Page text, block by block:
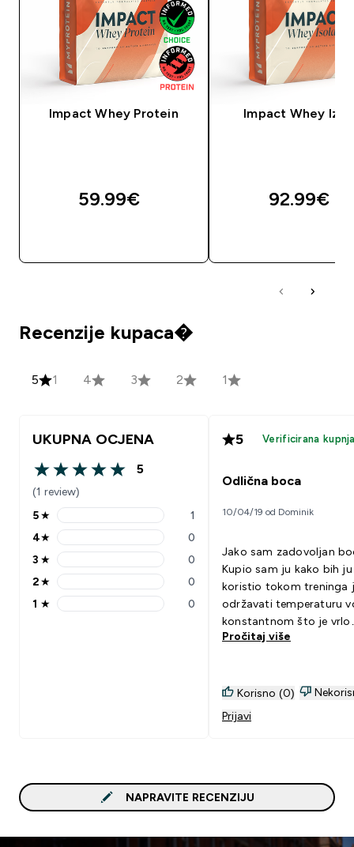
Impact Whey Protein
59.99€‎
Impact Whey
92.99€‎
Recenzije kupaca�
5 1 4 3 2 1
UKUPNA OCJENA
5 out of 5 stars
5
(1 review)
5 stars rating 1 reviews
5★ 1
4 stars rating 0 reviews
4★ 0
3 stars rating 0 reviews
3 ★ 0
2 stars rating 0 reviews
2★ 0
1 stars rating 0 reviews
1 ★ 0
5 Verificirana
Odlična boca
10/04/19 od Dominik
Jako sam zadovoljan
Kupio sam ju kako bih ju
koristio tokom treninga
održavati temperaturu
konstantnom što je vrlo
važno tokom ljetnog
zamjena klasičnim
Jako sam zadovoljan i
Pročitaj više
Korisno (0)
Prijavi
NAPRAVITE RECENZIJU